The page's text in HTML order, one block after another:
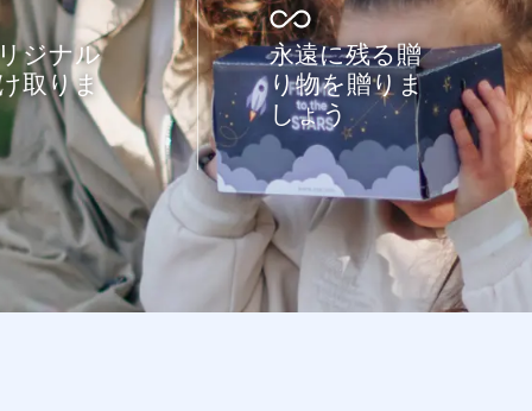
ジナル
取りま
永遠に残る贈
り物を贈りま
しょう